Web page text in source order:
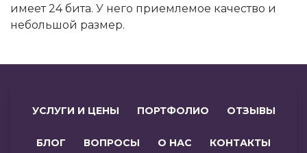
имеет 24 бита. У него приемлемое качество и
небольшой размер.
УСЛУГИ И ЦЕНЫ ПОРТФОЛИО ОТЗЫВЫ
БЛОГ ВОПРОСЫ О НАС КОНТАКТЫ